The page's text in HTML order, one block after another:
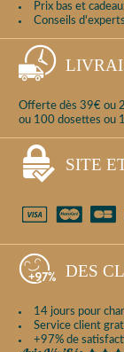
Prix bas et
Conseils
Offerte dès 39€ ou
ou 100 dosettes ou
SITE
DES
14 jours pour
Service client
+97% de